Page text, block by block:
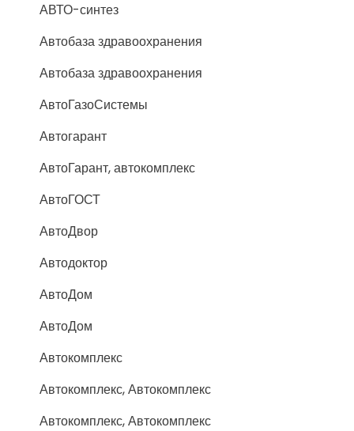
АВТО-синтез
Автобаза здравоохранения
Автобаза здравоохранения
АвтоГазоСистемы
Автогарант
АвтоГарант, автокомплекс
АвтоГОСТ
АвтоДвор
Автодоктор
АвтоДом
АвтоДом
Автокомплекс
Автокомплекс, Автокомплекс
Автокомплекс, Автокомплекс